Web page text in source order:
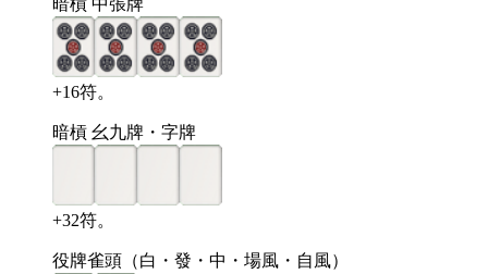
暗槓 中張牌
+16符。
暗槓 幺九牌・字牌
+32符。
役牌雀頭（白・發・中・場風・自風）